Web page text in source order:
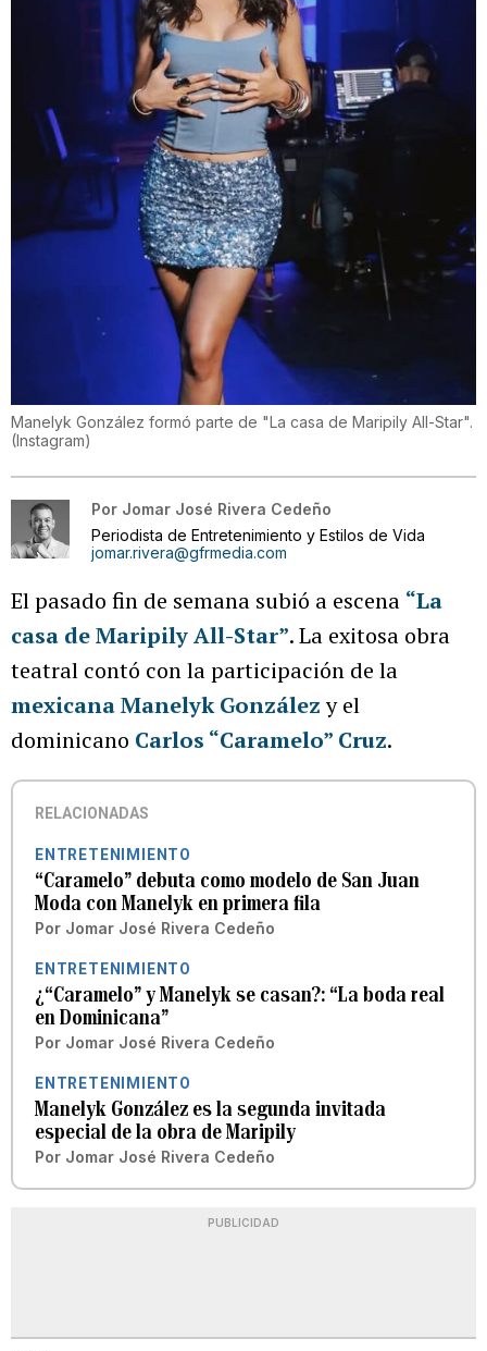
Manelyk González formó parte de "La casa de Maripily All-Star".
(Instagram)
Por Jomar José Rivera Cedeño
Periodista de Entretenimiento y Estilos de Vida
jomar.rivera@gfrmedia.com
El pasado fin de semana subió a escena “La
casa de Maripily All-Star”. La exitosa obra
teatral contó con la participación de la
mexicana Manelyk Gonzálezy el
dominicano Carlos “Caramelo” Cruz.
RELACIONADAS
ENTRETENIMIENTO
“Caramelo” debuta como modelo de San Juan
Moda con Manelyk en primera fila
Por Jomar José Rivera Cedeño
ENTRETENIMIENTO
¿“Caramelo” y Manelyk se casan?: “La boda real
en Dominicana”
Por Jomar José Rivera Cedeño
ENTRETENIMIENTO
Manelyk González es la segunda invitada
especial de la obra de Maripily
Por Jomar José Rivera Cedeño
PUBLICIDAD